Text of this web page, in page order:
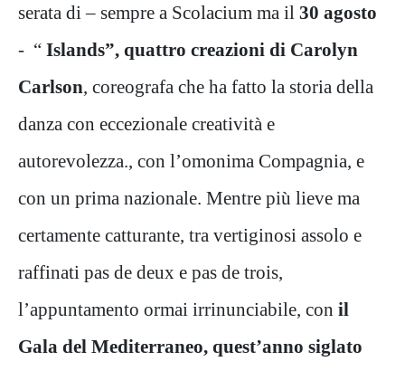
serata di – sempre a Scolacium ma il 30 agosto
- “ Islands”, quattro creazioni di Carolyn
Carlson , coreografa che ha fatto la storia della
danza con eccezionale creatività e
autorevolezza., con l’omonima Compagnia, e
con un prima nazionale. Mentre più lieve ma
certamente catturante, tra vertiginosi assolo e
raffinati pas de deux e pas de trois,
l’appuntamento ormai irrinunciabile, con il
Gala del Mediterraneo, quest’anno siglato